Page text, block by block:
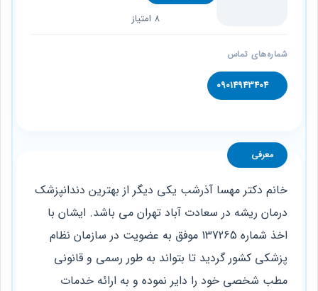
8 امتیاز
شماره‌های تماس
09014943404
معرفی
خانم دکتر مهسا آذرشب یکی دیگر از بهترین دندانپزشک
درمان ریشه در سعادت آباد تهران می ‌باشد. ایشان با
اخذ شماره 137265 موفق به عضویت در سازمان نظام
پزشکی کشور گردید تا بتواند به طور رسمی و قانونی
مطب شخصی خود را دایر نموده و به ارائه خدمات